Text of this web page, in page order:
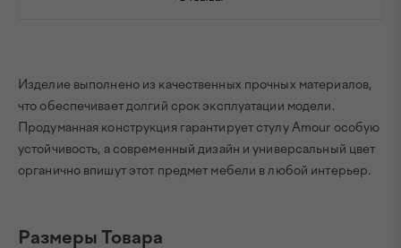
Изделие выполнено из качественных прочных материалов,
что обеспечивает долгий срок эксплуатации модели.
Продуманная конструкция гарантирует стулу Amour особую
устойчивость, а современный дизайн и универсальный цвет
органично впишут этот предмет мебели в любой интерьер.
Размеры Товара